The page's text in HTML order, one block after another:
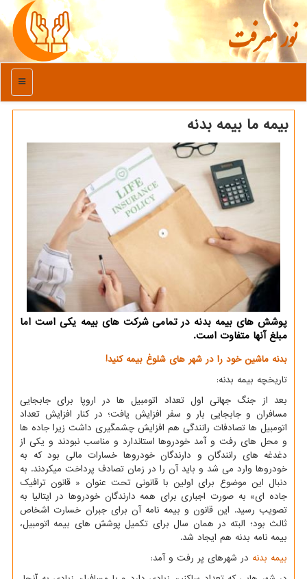
نور معرفت
منو
بیمه ما بیمه بدنه
پوشش های بیمه بدنه در تمامی شرکت های بیمه یکی است اما
مبلغ آنها متفاوت است.
بدنه ماشین خود را در شهر های شلوغ بیمه کنید!
تاریخچه بیمه بدنه:
بعد از جنگ جهانی اول تعداد اتومبیل ها در اروپا برای جابجایی
مسافران و جابجایی بار و سفر افزایش یافت؛ در کنار افزایش تعداد
اتومبیل ها تصادفات رانندگی هم افزایش چشمگیری داشت زیرا جاده ها
و محل های رفت و آمد خودروها استاندارد و مناسب نبودند و یکی از
دغدغه های رانندگان و دارندگان خودروها خسارات مالی بود که به
خودروها وارد می شد و باید آن را در زمان تصادف پرداخت میکردند. به
دنبال این موضوع برای اولین با قانونی تحت عنوان « قانون ترافیک
جاده ای» به صورت اجباری برای همه دارندگان خودروها در ایتالیا به
تصویب رسید. این قانون و بیمه نامه آن برای جبران خسارت اشخاص
ثالث بود؛ البته در همان سال برای تکمیل پوشش های بیمه اتومبیل،
بیمه نامه بدنه هم ایجاد شد.
بیمه بدنه در شهرهای پر رفت و آمد: